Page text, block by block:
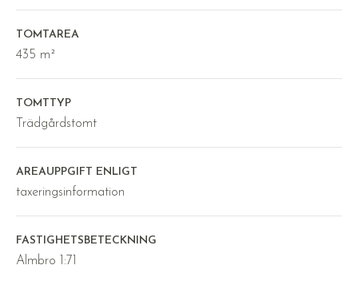
TOMTAREA
435 m²
TOMTTYP
Trädgårdstomt
AREAUPPGIFT ENLIGT
taxeringsinformation
FASTIGHETSBETECKNING
Almbro 1:71